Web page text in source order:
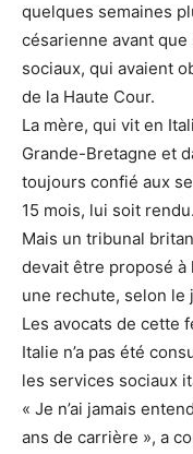
quelques semaines
césarienne avant
sociaux, qui avaient
de la Haute Cour.
La mère, qui vit en
Grande-Bretagne et
toujours confié aux
15 mois, lui soit rendu.
Mais un tribunal
devait être proposé à
une rechute, selon le
Les avocats de cette
Italie n’a pas été
les services sociaux
« Je n’ai jamais
ans de carrière », a